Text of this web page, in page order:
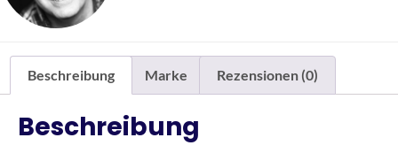
Beschreibung Marke Rezensionen (0)
Beschreibung